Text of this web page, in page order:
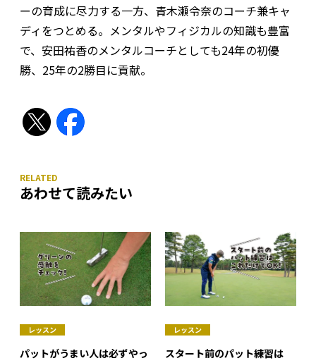
ーの育成に尽力する一方、青木瀬令奈のコーチ兼キャ
ディをつとめる。メンタルやフィジカルの知識も豊富
で、安田祐香のメンタルコーチとしても24年の初優
勝、25年の2勝目に貢献。
あわせて読みたい
レッスン
パットがうまい人は必ずやっ
レッスン
スタート前のパット練習は